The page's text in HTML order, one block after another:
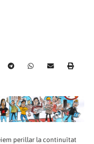
perillar la continuïtat